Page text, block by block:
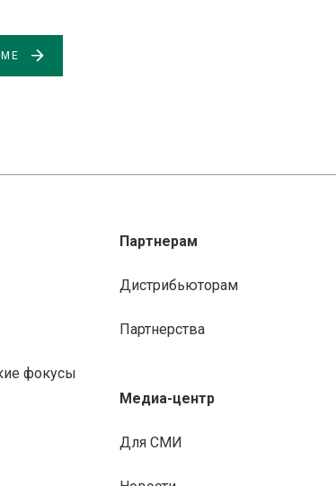
фокусы
Партнерам
Дистрибьюторам
Партнерства
Медиа-центр
Для СМИ